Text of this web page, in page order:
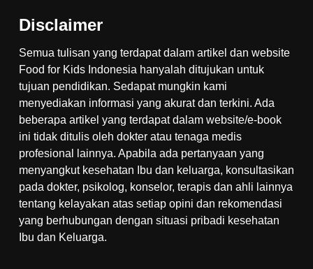
Disclaimer
Semua tulisan yang terdapat dalam artikel dan website
Food for Kids Indonesia hanyalah ditujukan untuk
tujuan pendidikan. Sedapat mungkin kami
menyediakan informasi yang akurat dan terkini. Ada
beberapa artikel yang terdapat dalam website/e-book
ini tidak ditulis oleh dokter atau tenaga medis
profesional lainnya. Apabila ada pertanyaan yang
menyangkut kesehatan Ibu dan keluarga, konsultasikan
pada dokter, psikolog, konselor, terapis dan ahli lainnya
tentang kelayakan atas setiap opini dan rekomendasi
yang berhubungan dengan situasi pribadi kesehatan
Ibu dan Keluarga.